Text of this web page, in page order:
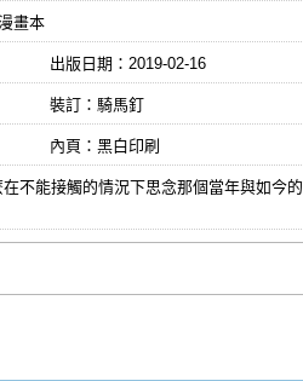
畫本
出版日期： 2019-02-16
裝訂：騎馬釘
內頁：黑白印刷
不能接觸的情況下思念那個當年與如今的